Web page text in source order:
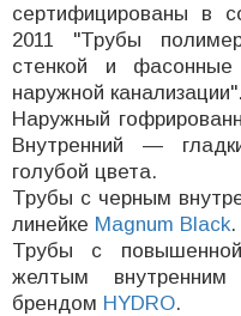
сертифицированы в
2011 "Трубы
стенкой и
наружной канализации".
Наружный
Внутренний —
голубой цвета.
Трубы с черным
линейке Magnum Black.
Трубы с
желтым
брендом HYDRO.